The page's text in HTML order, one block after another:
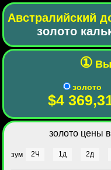
Австралийский
золото
①
золото
$4
зум 2Ч 1д 2д
золото цены